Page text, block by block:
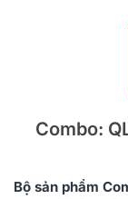
Combo:
Bộ sản phẩm